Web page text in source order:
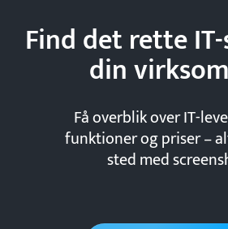
Find det rette
din
Få overblik over IT-
funktioner og priser –
sted med